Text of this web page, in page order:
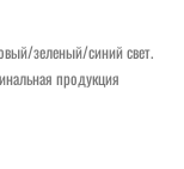
зеленый/синий свет.
продукция